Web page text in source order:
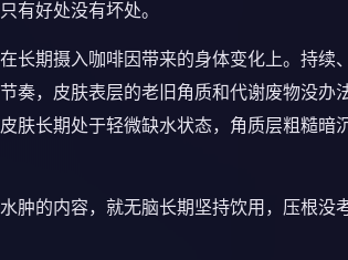
有好处没有坏处。
长期摄入咖啡因带来的身体变化上。持续
奏，皮肤表层的老旧角质和代谢废物没办
肤长期处于轻微缺水状态，角质层粗糙暗
肿的内容，就无脑长期坚持饮用，压根没